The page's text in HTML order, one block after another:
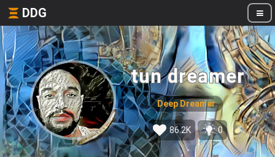
DDG
tun dreamer
Deep Dreamer
86.2K 0